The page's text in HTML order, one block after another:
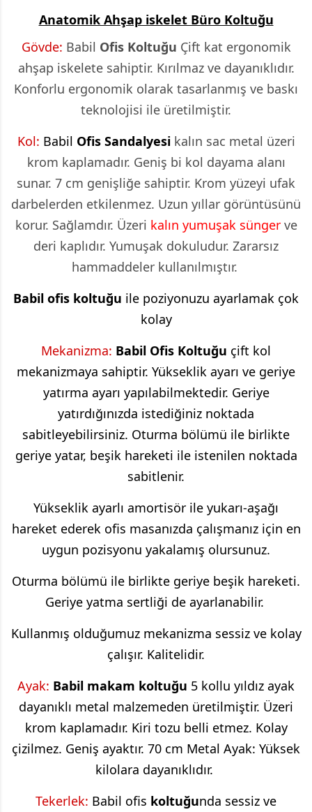
Anatomik Ahşap iskelet Büro Koltuğu
Gövde: Babil Ofis Koltuğu Çift kat ergonomik
ahşap iskelete sahiptir. Kırılmaz ve dayanıklıdır.
Konforlu ergonomik olarak tasarlanmış ve baskı
teknolojisi ile üretilmiştir.
Kol: Babil Ofis Sandalyesikalın sac metal üzeri
krom kaplamadır. Geniş bi kol dayama alanı
sunar. 7 cm genişliğe sahiptir. Krom yüzeyi ufak
darbelerden etkilenmez. Uzun yıllar görüntüsünü
korur. Sağlamdır. Üzeri kalın yumuşak sünger ve
deri kaplıdır. Yumuşak dokuludur. Zararsız
hammaddeler kullanılmıştır.
Babil ofis koltuğu ile poziyonuzu ayarlamak çok
kolay
Mekanizma: Babil Ofis Koltuğu çift kol
mekanizmaya sahiptir. Yükseklik ayarı ve geriye
yatırma ayarı yapılabilmektedir. Geriye
yatırdığınızda istediğiniz noktada
sabitleyebilirsiniz. Oturma bölümü ile birlikte
geriye yatar, beşik hareketi ile istenilen noktada
sabitlenir.
Yükseklik ayarlı amortisör ile yukarı-aşağı
hareket ederek ofis masanızda çalışmanız için en
uygun pozisyonu yakalamış olursunuz.
Oturma bölümü ile birlikte geriye beşik hareketi.
Geriye yatma sertliği de ayarlanabilir.
Kullanmış olduğumuz mekanizma sessiz ve kolay
çalışır. Kalitelidir.
Ayak: Babil makam koltuğu 5 kollu yıldız ayak
dayanıklı metal malzemeden üretilmiştir. Üzeri
krom kaplamadır. Kiri tozu belli etmez. Kolay
çizilmez. Geniş ayaktır. 70 cm Metal Ayak: Yüksek
kilolara dayanıklıdır.
Tekerlek: Babil ofis koltuğunda sessiz ve